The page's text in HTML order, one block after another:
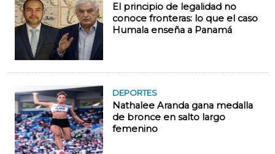
El principio de legalidad no
conoce fronteras: lo que el caso
Humala enseña a Panamá
DEPORTES
Nathalee Aranda gana medalla
de bronce en salto largo
femenino